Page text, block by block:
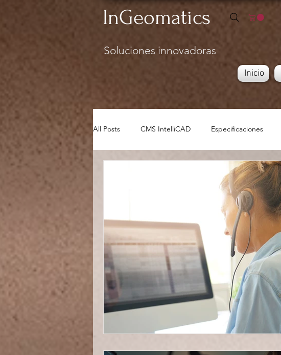
InGeomatics
Soluciones innovadoras
Inicio
All Posts CMS IntelliCAD Especificaciones